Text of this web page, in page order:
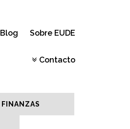
Blog Sobre EUDE
Contacto
FINANZAS